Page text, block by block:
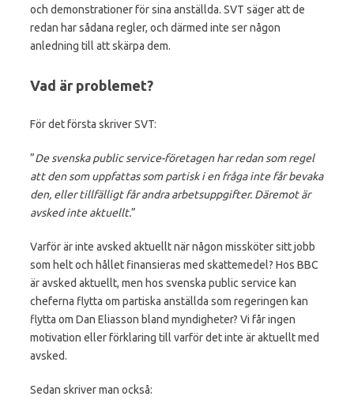
och demonstrationer för sina anställda. SVT säger att de
redan har sådana regler, och därmed inte ser någon
anledning till att skärpa dem.
Vad är problemet?
För det första skriver SVT:
”De svenska public service-företagen har redan som regel
att den som uppfattas som partisk i en fråga inte får bevaka
den, eller tillfälligt får andra arbetsuppgifter. Däremot är
avsked inte aktuellt.”
Varför är inte avsked aktuellt när någon missköter sitt jobb
som helt och hållet finansieras med skattemedel? Hos BBC
är avsked aktuellt, men hos svenska public service kan
cheferna flytta om partiska anställda som regeringen kan
flytta om Dan Eliasson bland myndigheter? Vi får ingen
motivation eller förklaring till varför det inte är aktuellt med
avsked.
Sedan skriver man också: